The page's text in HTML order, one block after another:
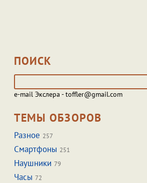
ПОИСК
e-mail Экслера - toffler@gmail.com
ТЕМЫ ОБЗОРОВ
Разное 257
Смартфоны 251
Наушники 79
Часы 72